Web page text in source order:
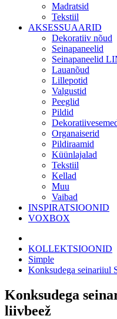
Madratsid
Tekstiil
AKSESSUAARID
Dekoratiiv nõud
Seinapaneelid
Seinapaneelid
Lauanõud
Lillepotid
Valgustid
Peeglid
Pildid
Organaiserid
Pildiraamid
Küünlajalad
Tekstiil
Kellad
Muu
Vaibad
INSPIRATSIOONID
VOXBOX
KOLLEKTSIOONID
Simple
Konksudega seinariiul
Konksudega
liivbeež